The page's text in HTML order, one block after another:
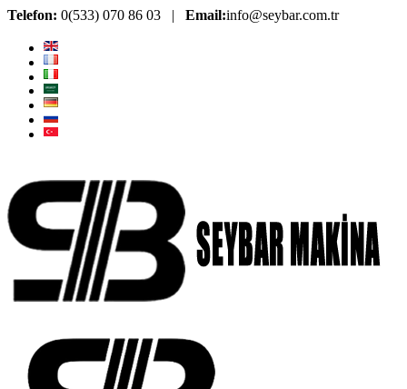
Telefon: 0(533) 070 86 03 | Email:info@seybar.com.tr